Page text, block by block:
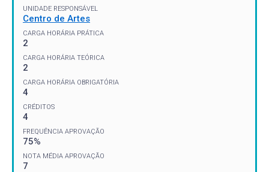
UNIDADE RESPONSÁVEL
Centro de Artes
CARGA HORÁRIA PRÁTICA
2
CARGA HORÁRIA TEÓRICA
2
CARGA HORÁRIA OBRIGATÓRIA
4
CRÉDITOS
4
FREQUÊNCIA APROVAÇÃO
75%
NOTA MÉDIA APROVAÇÃO
7